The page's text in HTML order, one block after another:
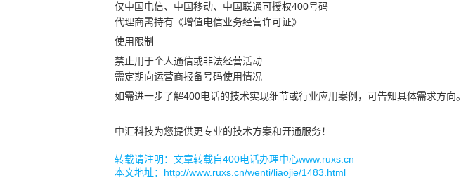
仅中国电信、中国移动、中国联通可授权400号码
代理商需持有《增值电信业务经营许可证》
使用限制
禁止用于个人通信或非法经营活动
需定期向运营商报备号码使用情况
如需进一步了解400电话的技术实现细节或行业应用案例，可告知具体需求方向。
中汇科技为您提供更专业的技术方案和开通服务！
转载请注明：文章转载自400电话办理中心www.ruxs.cn
本文地址： http://www.ruxs.cn/wenti/liaojie/1483.html